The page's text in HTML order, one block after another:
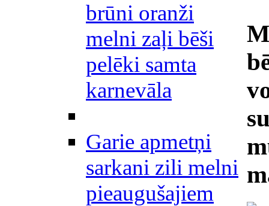
brūni oranži
melni zaļi bēši
pelēki samta
karnevāla
Garie apmetņi
sarkani zili melni
pieaugušajiem